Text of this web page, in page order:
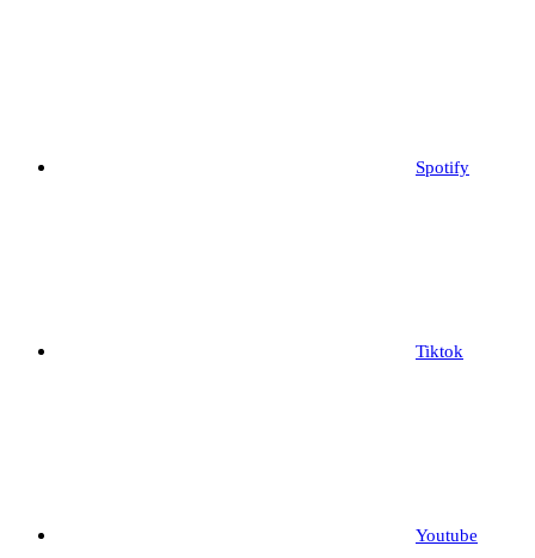
Spotify
Tiktok
Youtube